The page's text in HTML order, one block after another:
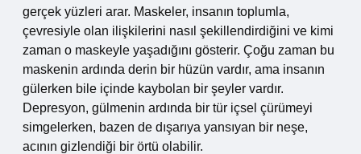
gerçek yüzleri arar. Maskeler, insanın toplumla,
çevresiyle olan ilişkilerini nasıl şekillendirdiğini ve kimi
zaman o maskeyle yaşadığını gösterir. Çoğu zaman bu
maskenin ardında derin bir hüzün vardır, ama insanın
gülerken bile içinde kaybolan bir şeyler vardır.
Depresyon, gülmenin ardında bir tür içsel çürümeyi
simgelerken, bazen de dışarıya yansıyan bir neşe,
acının gizlendiği bir örtü olabilir.